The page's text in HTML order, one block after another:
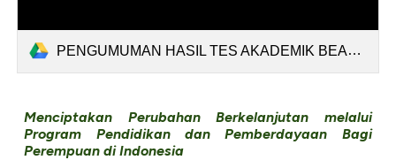
PENGUMUMAN HASIL TES AKADEMIK BEASISWA DJITU 2024 (20052024).pdf
Menciptakan Perubahan Berkelanjutan melalui
Program Pendidikan dan Pemberdayaan Bagi
Perempuan di Indonesia